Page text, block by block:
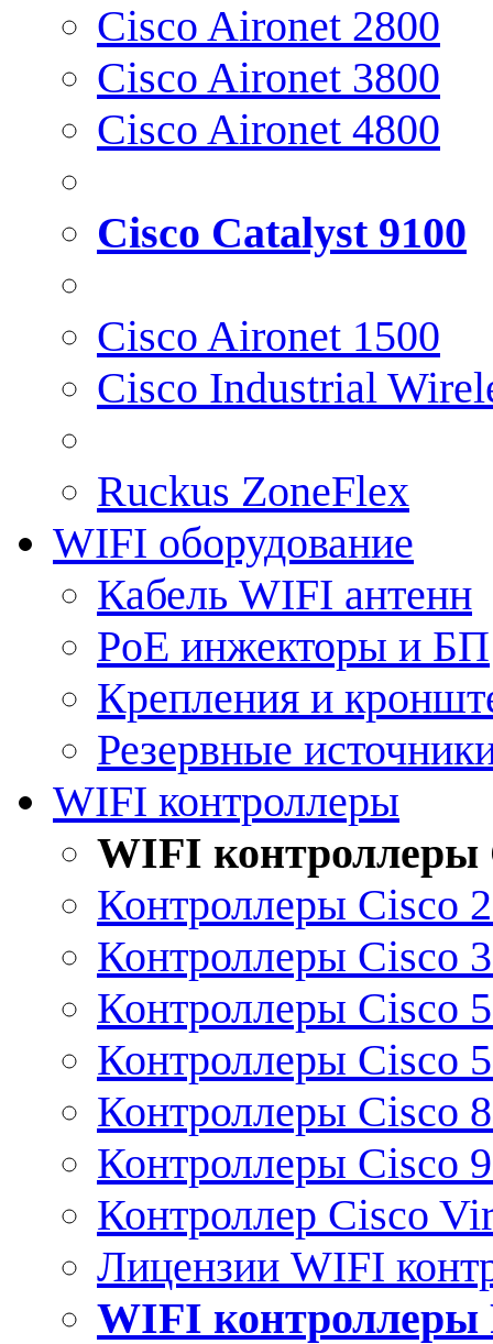
Cisco Aironet 2800
Cisco Aironet 3800
Cisco Aironet 4800
Cisco Catalyst 9100
Cisco Aironet 1500
Cisco Industrial
Ruckus ZoneFlex
WIFI оборудование
Кабель WIFI антенн
PoE инжекторы и БП
Крепления и
Резервные
WIFI контроллеры
WIFI контроллеры
Контроллеры Cisco
Контроллеры Cisco
Контроллеры Cisco
Контроллеры Cisco
Контроллеры Cisco
Контроллеры Cisco
Контроллер Cisco
Лицензии WIFI
WIFI контроллеры